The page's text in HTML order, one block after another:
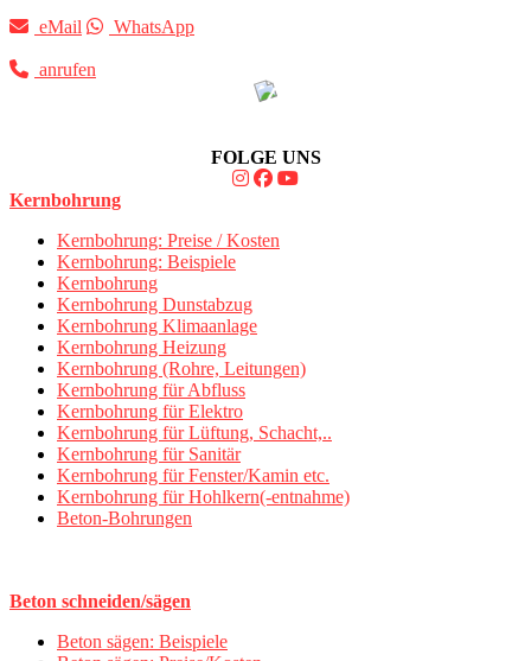
eMail WhatsApp
anrufen
FOLGE UNS
Kernbohrung
Kernbohrung: Preise / Kosten
Kernbohrung: Beispiele
Kernbohrung
Kernbohrung Dunstabzug
Kernbohrung Klimaanlage
Kernbohrung Heizung
Kernbohrung (Rohre, Leitungen)
Kernbohrung für Abfluss
Kernbohrung für Elektro
Kernbohrung für Lüftung, Schacht,..
Kernbohrung für Sanitär
Kernbohrung für Fenster/Kamin etc.
Kernbohrung für Hohlkern(-entnahme)
Beton-Bohrungen
Beton schneiden/sägen
Beton sägen: Beispiele